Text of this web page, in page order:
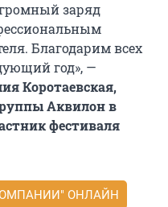
заряд
Благодарим всех
год», —
Коротаевская,
Аквилон в
фестиваля
ОНЛАЙН